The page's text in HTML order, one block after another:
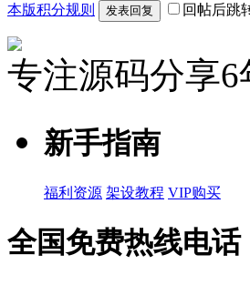
本版积分规则 发表回复 回帖后跳
专注源码分享6
新手指南
福利资源 架设教程 VIP购买
全国免费热线电话